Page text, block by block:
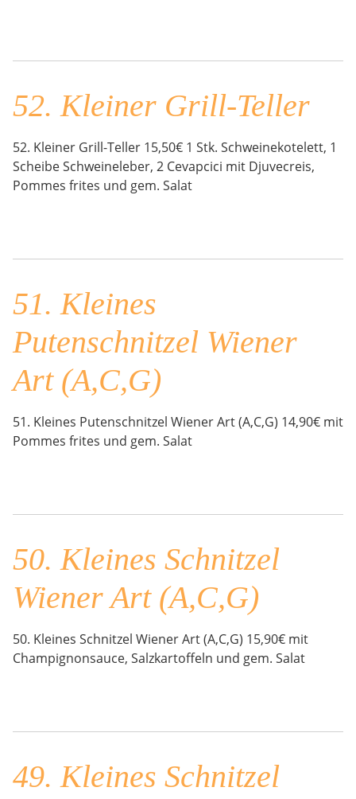
52. Kleiner Grill-Teller
52. Kleiner Grill-Teller 15,50€ 1 Stk. Schweinekotelett, 1
Scheibe Schweineleber, 2 Cevapcici mit Djuvecreis,
Pommes frites und gem. Salat
51. Kleines
Putenschnitzel Wiener
Art (A,C,G)
51. Kleines Putenschnitzel Wiener Art (A,C,G) 14,90€ mit
Pommes frites und gem. Salat
50. Kleines Schnitzel
Wiener Art (A,C,G)
50. Kleines Schnitzel Wiener Art (A,C,G) 15,90€ mit
Champignonsauce, Salzkartoffeln und gem. Salat
49. Kleines Schnitzel